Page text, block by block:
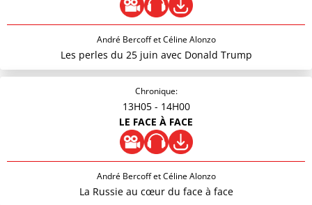
André Bercoff et Céline Alonzo
Les perles du 25 juin avec Donald Trump
Chronique:
13H05 - 14H00
LE FACE À FACE
André Bercoff et Céline Alonzo
La Russie au cœur du face à face